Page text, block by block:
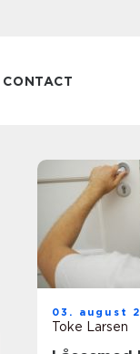
CONTACT
03. august
Toke Larsen